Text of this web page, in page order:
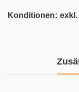
Konditionen: exkl.